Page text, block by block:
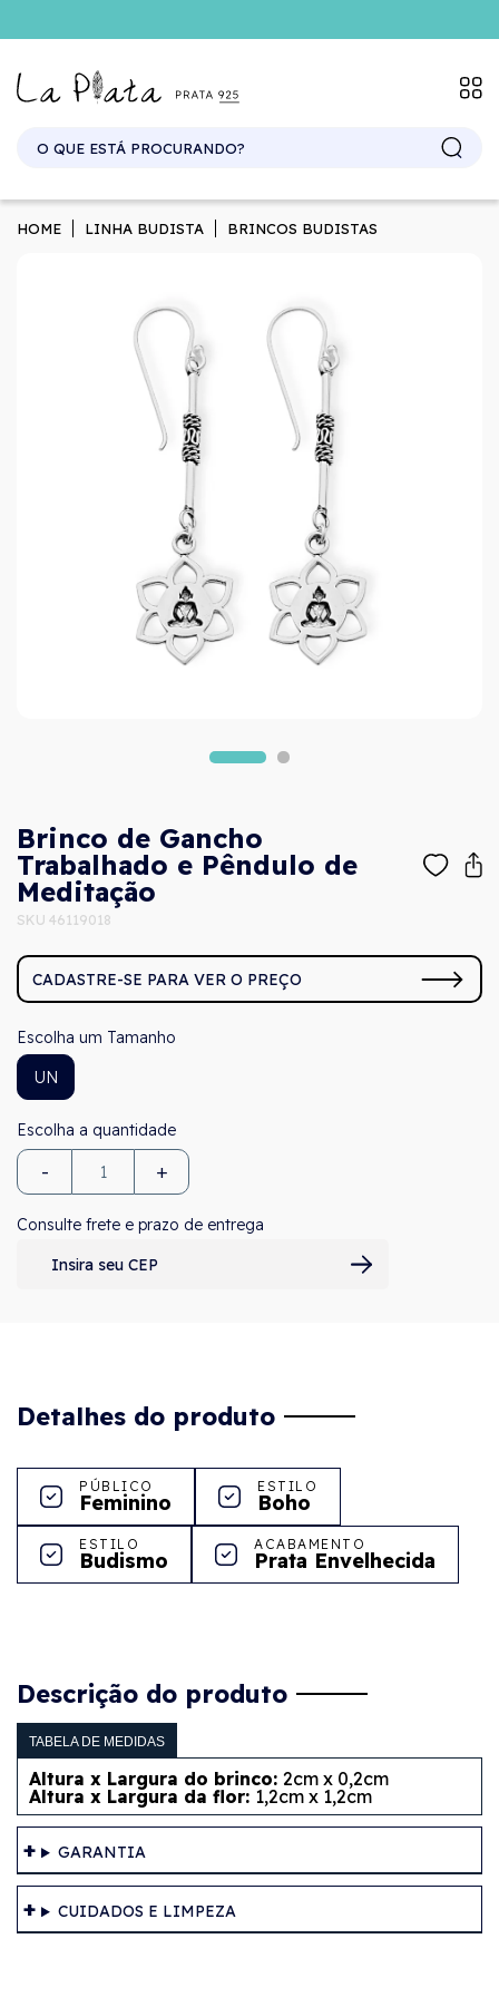
HOME LINHA BUDISTA BRINCOS BUDISTAS
Brinco de Gancho
Trabalhado e Pêndulo de
Meditação
SKU 46119018
CADASTRE-SE PARA VER O PREÇO
Tamanho
UN
- +
Consulte frete e prazo de entrega
Detalhes do produto
PÚBLICO
Feminino
ESTILO
Boho
ESTILO
Budismo
ACABAMENTO
Prata Envelhecida
Descrição do produto
TABELA DE MEDIDAS
Altura x Largura do brinco: 2cm x 0,2cm
Altura x Largura da flor: 1,2cm x 1,2cm
GARANTIA
CUIDADOS E LIMPEZA